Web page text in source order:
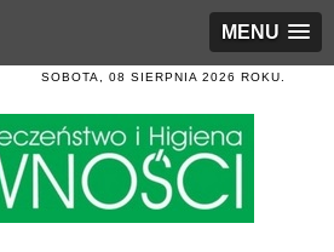
MENU
SOBOTA, 08 SIERPNIA 2026 ROKU.